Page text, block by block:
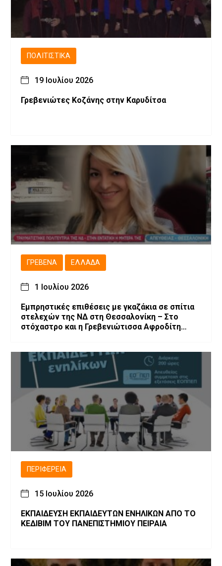
ΠΟΛΙΤΙΣΤΙΚΆ
19 Ιουλίου 2026
Γρεβενιώτες Κοζάνης στην Καρυδίτσα
ΓΡΕΒΕΝΆ ΕΛΛΆΔΑ
1 Ιουλίου 2026
Εμπρηστικές επιθέσεις με γκαζάκια σε σπίτια
στελεχών της ΝΔ στη Θεσσαλονίκη – Στο
στόχαστρο και η Γρεβενιώτισσα Αφροδίτη
ΠΕΡΙΦΈΡΕΙΑ
15 Ιουλίου 2026
ΕΚΠΑΙΔΕΥΣΗ ΕΚΠΑΙΔΕΥΤΩΝ ΕΝΗΛΙΚΩΝ ΑΠΟ ΤΟ
ΚΕΔΙΒΙΜ ΤΟΥ ΠΑΝΕΠΙΣΤΗΜΙΟΥ ΠΕΙΡΑΙΑ